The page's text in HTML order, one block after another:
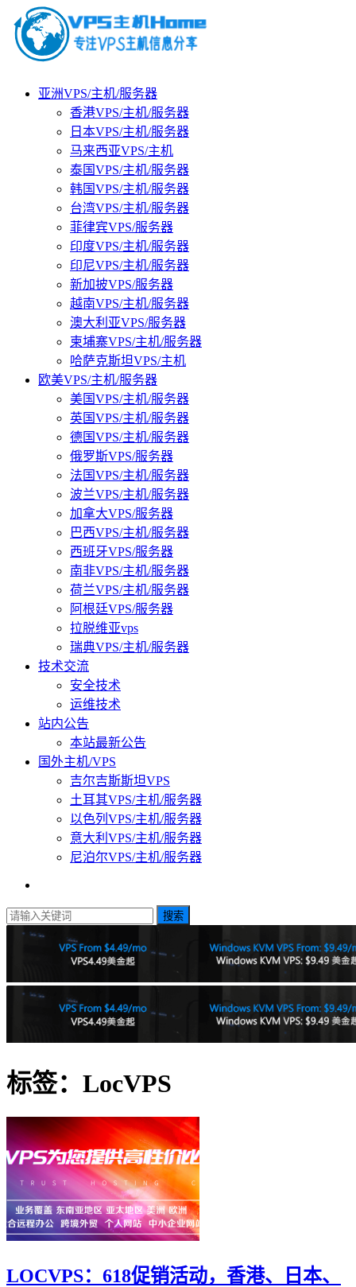
亚洲VPS/主机/服务器
香港VPS/主机/服务器
日本VPS/主机/服务器
马来西亚VPS/主机
泰国VPS/主机/服务器
韩国VPS/主机/服务器
台湾VPS/主机/服务器
菲律宾VPS/服务器
印度VPS/主机/服务器
印尼VPS/主机/服务器
新加披VPS/服务器
越南VPS/主机/服务器
澳大利亚VPS/服务器
柬埔寨VPS/主机/服务器
哈萨克斯坦VPS/主机
欧美VPS/主机/服务器
美国VPS/主机/服务器
英国VPS/主机/服务器
德国VPS/主机/服务器
俄罗斯VPS/服务器
法国VPS/主机/服务器
波兰VPS/主机/服务器
加拿大VPS/服务器
巴西VPS/主机/服务器
西班牙VPS/服务器
南非VPS/主机/服务器
荷兰VPS/主机/服务器
阿根廷VPS/服务器
拉脱维亚vps
瑞典VPS/主机/服务器
技术交流
安全技术
运维技术
站内公告
本站最新公告
国外主机/VPS
吉尔吉斯斯坦VPS
土耳其VPS/主机/服务器
以色列VPS/主机/服务器
意大利VPS/主机/服务器
尼泊尔VPS/主机/服务器
搜索
标签：LocVPS
LOCVPS：618促销活动，香港、日本、